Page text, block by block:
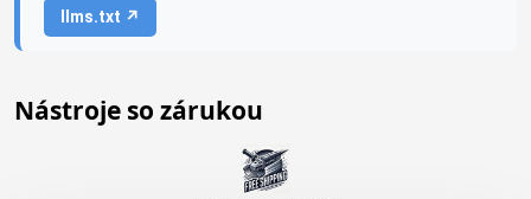
llms.txt ↗
Nástroje so zárukou